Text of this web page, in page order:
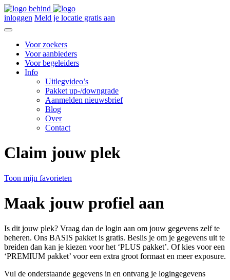
inloggen Meld je locatie gratis aan
Voor zoekers
Voor aanbieders
Voor begeleiders
Info
Uitlegvideo’s
Pakket up-/downgrade
Aanmelden nieuwsbrief
Blog
Over
Contact
Claim jouw plek
Toon mijn favorieten
Maak jouw profiel aan
Is dit jouw plek? Vraag dan de login aan om jouw gegevens zelf te
beheren. Ons BASIS pakket is gratis. Beslis je om je gegevens uit te
breiden dan kan je kiezen voor het ‘PLUS pakket’. Of kies voor een
‘PREMIUM pakket’ voor een extra groot formaat en meer exposure.
Vul de onderstaande gegevens in en ontvang je logingegevens